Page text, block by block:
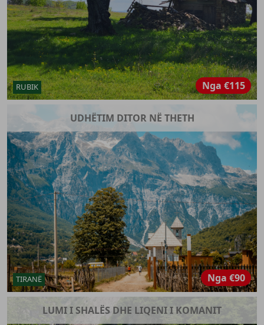
RUBIK Nga €115
UDHËTIM DITOR NË THETH
TIRANË Nga €90
LUMI I SHALËS DHE LIQENI I KOMANIT